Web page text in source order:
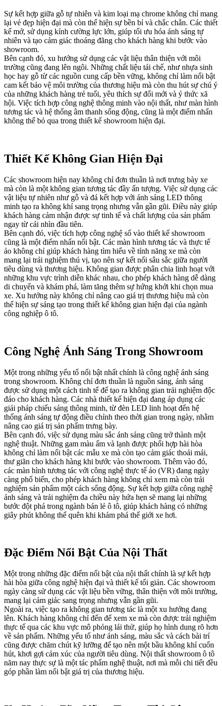
Sự kết hợp giữa gỗ tự nhiên và kim loại mạ chrome không chỉ mang
lại vẻ đẹp hiện đại mà còn thể hiện sự bền bỉ và chắc chắn. Các thiết
kế mở, sử dụng kính cường lực lớn, giúp tối ưu hóa ánh sáng tự
nhiên và tạo cảm giác thoáng đãng cho khách hàng khi bước vào
showroom.
Bên cạnh đó, xu hướng sử dụng các vật liệu thân thiện với môi
trường cũng đang lên ngôi. Những chất liệu tái chế, như nhựa sinh
học hay gỗ từ các nguồn cung cấp bền vững, không chỉ làm nổi bật
cam kết bảo vệ môi trường của thương hiệu mà còn thu hút sự chú ý
của những khách hàng trẻ tuổi, yêu thích sự đổi mới và ý thức xã
hội. Việc tích hợp công nghệ thông minh vào nội thất, như màn hình
tương tác và hệ thống âm thanh sống động, cũng là một điểm nhấn
không thể bỏ qua trong thiết kế showroom hiện đại.
Thiết Kế Không Gian Hiện Đại
Các showroom hiện nay không chỉ đơn thuần là nơi trưng bày xe
mà còn là một không gian tương tác đầy ấn tượng. Việc sử dụng các
vật liệu tự nhiên như gỗ và đá kết hợp với ánh sáng LED thông
minh tạo ra không khí sang trọng nhưng vẫn gần gũi. Điều này giúp
khách hàng cảm nhận được sự tinh tế và chất lượng của sản phẩm
ngay từ cái nhìn đầu tiên.
Bên cạnh đó, việc tích hợp công nghệ số vào thiết kế showroom
cũng là một điểm nhấn nổi bật. Các màn hình tương tác và thực tế
ảo không chỉ giúp khách hàng tìm hiểu về tính năng xe mà còn
mang lại trải nghiệm thú vị, tạo nên sự kết nối sâu sắc giữa người
tiêu dùng và thương hiệu. Không gian được phân chia linh hoạt với
những khu vực trình diễn khác nhau, cho phép khách hàng dễ dàng
di chuyển và khám phá, làm tăng thêm sự hứng khởi khi chọn mua
xe. Xu hướng này không chỉ nâng cao giá trị thương hiệu mà còn
thể hiện sự sáng tạo trong thiết kế không gian hiện đại của ngành
công nghiệp ô tô.
Công Nghệ Ánh Sáng Trong Showroom
Một trong những yếu tố nổi bật nhất chính là công nghệ ánh sáng
trong showroom. Không chỉ đơn thuần là nguồn sáng, ánh sáng
được sử dụng một cách tinh tế để tạo ra không gian trải nghiệm độc
đáo cho khách hàng. Các nhà thiết kế hiện đại đang áp dụng các
giải pháp chiếu sáng thông minh, từ đèn LED linh hoạt đến hệ
thống ánh sáng tự động điều chỉnh theo thời gian trong ngày, nhằm
nâng cao giá trị sản phẩm trưng bày.
Bên cạnh đó, việc sử dụng màu sắc ánh sáng cũng trở thành một
nghệ thuật. Những gam màu ấm và lạnh được phối hợp hài hòa
không chỉ làm nổi bật các mẫu xe mà còn tạo cảm giác thoải mái,
thư giãn cho khách hàng khi bước vào showroom. Thêm vào đó,
các màn hình tương tác với công nghệ thực tế ảo (VR) đang ngày
càng phổ biến, cho phép khách hàng không chỉ xem mà còn trải
nghiệm sản phẩm một cách sống động. Sự kết hợp giữa công nghệ
ánh sáng và trải nghiệm đa chiều này hứa hẹn sẽ mang lại những
bước đột phá trong ngành bán lẻ ô tô, giúp khách hàng có những
giây phút không thể quên khi khám phá thế giới xe hơi.
Đặc Điểm Nổi Bật Của Nội Thất
Một trong những đặc điểm nổi bật của nội thất chính là sự kết hợp
hài hòa giữa công nghệ hiện đại và thiết kế tối giản. Các showroom
ngày càng sử dụng các vật liệu bền vững, thân thiện với môi trường,
mang lại cảm giác sang trọng nhưng vẫn gần gũi.
Ngoài ra, việc tạo ra không gian tương tác là một xu hướng đang
lên. Khách hàng không chỉ đến để xem xe mà còn được trải nghiệm
thực tế qua các khu vực mô phỏng lái thử, giúp họ hình dung rõ hơn
về sản phẩm. Những yếu tố như ánh sáng, màu sắc và cách bài trí
cũng được chăm chút kỹ lưỡng để tạo nên một bầu không khí cuốn
hút, khơi gợi cảm xúc của người tiêu dùng. Nội thất showroom ô tô
năm nay thực sự là một tác phẩm nghệ thuật, nơi mà mỗi chi tiết đều
góp phần làm nổi bật giá trị của thương hiệu.